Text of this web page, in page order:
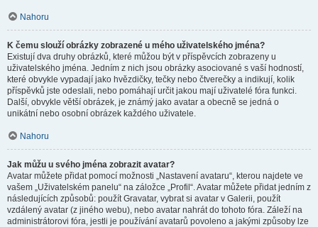
Nahoru
K čemu slouží obrázky zobrazené u mého uživatelského jména?
Existují dva druhy obrázků, které můžou být v příspěvcích zobrazeny u
uživatelského jména. Jedním z nich jsou obrázky asociované s vaší hodností,
které obvykle vypadají jako hvězdičky, tečky nebo čtverečky a indikují, kolik
příspěvků jste odeslali, nebo pomáhají určit jakou mají uživatelé fóra funkci.
Další, obvykle větší obrázek, je známý jako avatar a obecně se jedná o
unikátní nebo osobní obrázek každého uživatele.
Nahoru
Jak můžu u svého jména zobrazit avatar?
Avatar můžete přidat pomocí možnosti „Nastavení avataru“, kterou najdete ve
vašem „Uživatelském panelu“ na záložce „Profil“. Avatar můžete přidat jedním z
následujících způsobů: použít Gravatar, vybrat si avatar v Galerii, použít
vzdálený avatar (z jiného webu), nebo avatar nahrát do tohoto fóra. Záleží na
administrátorovi fóra, jestli je používání avatarů povoleno a jakými způsoby lze